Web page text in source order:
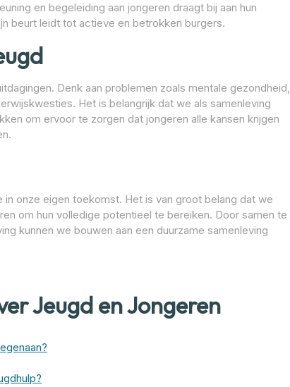
en begeleiding aan jongeren draagt bij aan hun
beurt leidt tot actieve en betrokken burgers.
Denk aan problemen zoals mentale gezondheid,
Het is belangrijk dat we als samenleving
om ervoor te zorgen dat jongeren alle kansen krijgen
onze eigen toekomst. Het is van groot belang dat we
om hun volledige potentieel te bereiken. Door samen te
kunnen we bouwen aan een duurzame samenleving
Jeugd en Jongeren